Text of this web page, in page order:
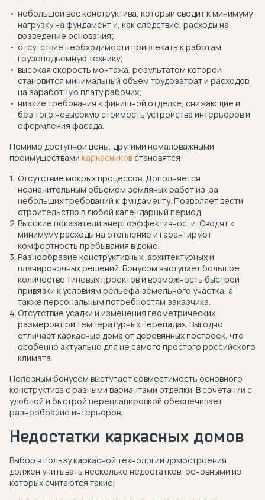
небольшой вес конструктива, который сводит к минимуму
нагрузку на фундамент и, как следствие, расходы на
возведение основания;
отсутствие необходимости привлекать к работам
грузоподъемную технику;
высокая скорость монтажа, результатом которой
становится минимальный объем трудозатрат и расходов
на заработную плату рабочих;
низкие требования к финишной отделке, снижающие и
без того невысокую стоимость устройства интерьеров и
оформления фасада.
Помимо доступной цены, другими немаловажными
преимуществами каркасников становятся:
Отсутствие мокрых процессов. Дополняется
незначительным объемом земляных работ из-за
небольших требований к фундаменту. Позволяет вести
строительство в любой календарный период.
Высокие показатели энергоэффективности. Сводят к
минимуму расходы на отопление и гарантируют
комфортность пребывания в доме.
Разнообразие конструктивных, архитектурных и
планировочных решений. Бонусом выступает большое
количество типовых проектов и возможность быстрой
привязки к условиям рельефа земельного участка, а
также персональным потребностям заказчика.
Отсутствие усадки и изменения геометрических
размеров при температурных перепадах. Выгодно
отличает каркасные дома от деревянных построек, что
особенно актуально для не самого простого российского
климата.
Полезным бонусом выступает совместимость основного
конструктива с разными вариантами отделки. В сочетании с
удобной и быстрой перепланировкой обеспечивает
разнообразие интерьеров.
Недостатки каркасных домов
Выбор в пользу каркасной технологии домостроения
должен учитывать несколько недостатков, основными из
которых считаются такие: